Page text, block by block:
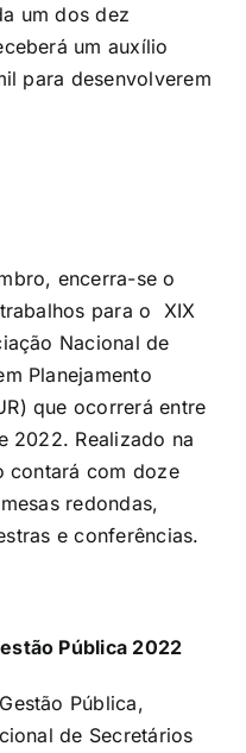
um dos dez
um auxílio
para desenvolverem
encerra-se o
para o XIX
Nacional de
Planejamento
que ocorrerá entre
2022. Realizado na
contará com doze
redondas,
e conferências.
Pública 2022
Pública,
de Secretários